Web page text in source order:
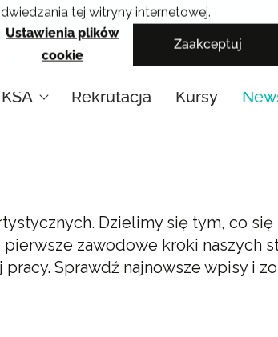
tej witryny internetowej.
Ustawienia plików
cookie
Zaakceptuj
Krakowskie Szkoły Artystyczne
KSA Rekrutacja Kursy
Dzielimy się tym, co
zawodowe kroki naszych
Sprawdź najnowsze wpisy i